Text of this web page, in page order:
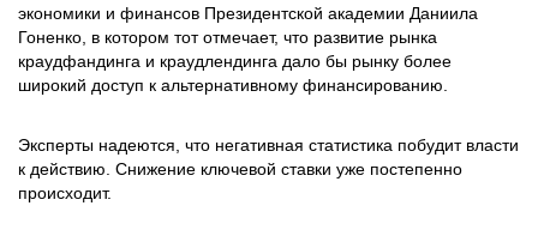
экономики и финансов Президентской академии Даниила
Гоненко, в котором тот отмечает, что развитие рынка
краудфандинга и краудлендинга дало бы рынку более
широкий доступ к альтернативному финансированию.
Эксперты надеются, что негативная статистика побудит власти
к действию. Снижение ключевой ставки уже постепенно
происходит.